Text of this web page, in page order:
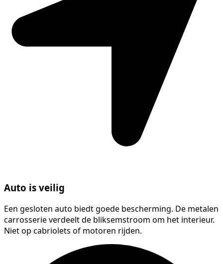
Auto is veilig
Een gesloten auto biedt goede bescherming. De metalen
carrosserie verdeelt de bliksemstroom om het interieur.
Niet op cabriolets of motoren rijden.